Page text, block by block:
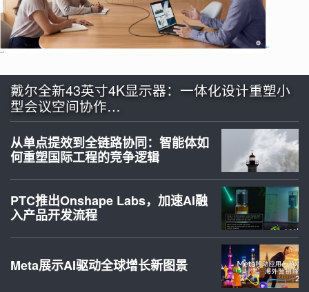
戴尔全新43英寸4K显示器：一体化设计重塑小
型会议空间协作…
从单点提效到全链路协同：智能体如
何重塑国际工程的竞争逻辑
PTC推出Onshape Labs，加速AI融
入产品开发流程
Meta展示AI驱动全球增长新图景